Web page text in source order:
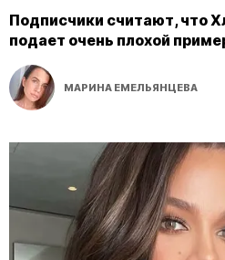
Подписчики считают, что
подает очень плохой
МАРИНА ЕМЕЛЬЯНЦЕВА